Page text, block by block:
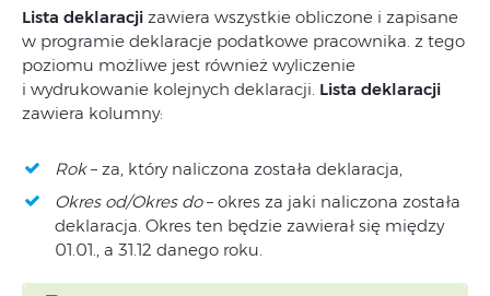
Lista deklaracji zawiera wszystkie obliczone i zapisane
w programie deklaracje podatkowe pracownika. z tego
poziomu możliwe jest również wyliczenie
i wydrukowanie kolejnych deklaracji. Lista deklaracji
zawiera kolumny:
Rok– za, który naliczona została deklaracja,
Okres od/Okres do– okres za jaki naliczona została
deklaracja. Okres ten będzie zawierał się między
01.01., a 31.12 danego roku.